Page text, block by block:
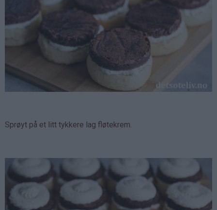
Sprøyt på et litt tykkere lag fløtekrem.